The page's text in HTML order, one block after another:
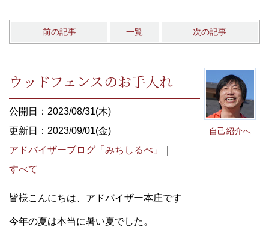
前の記事 一覧 次の記事
自己紹介へ
ウッドフェンスのお手入れ
公開日：2023/08/31(木)
更新日：2023/09/01(金)
アドバイザーブログ「みちしるべ」
すべて
皆様こんにちは、アドバイザー本庄です
今年の夏は本当に暑い夏でした。